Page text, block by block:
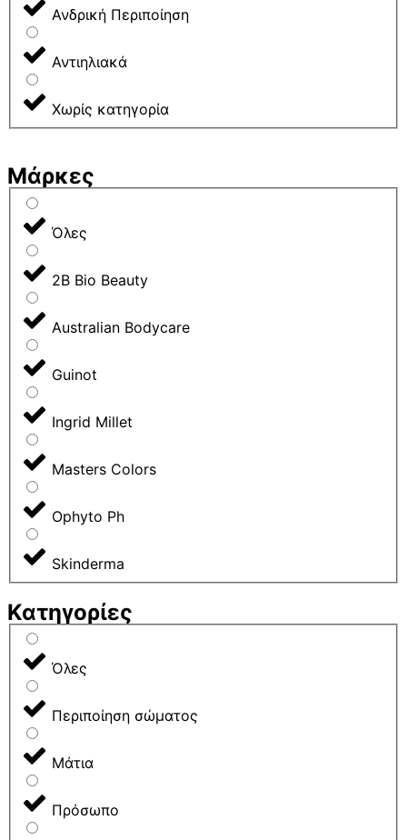
Ανδρική Περιποίηση
Αντιηλιακά
Χωρίς κατηγορία
Μάρκες
Όλες
2B Bio Beauty
Australian Bodycare
Guinot
Ingrid Millet
Masters Colors
Ophyto Ph
Skinderma
Κατηγορίες
Όλες
Περιποίηση σώματος
Μάτια
Πρόσωπο